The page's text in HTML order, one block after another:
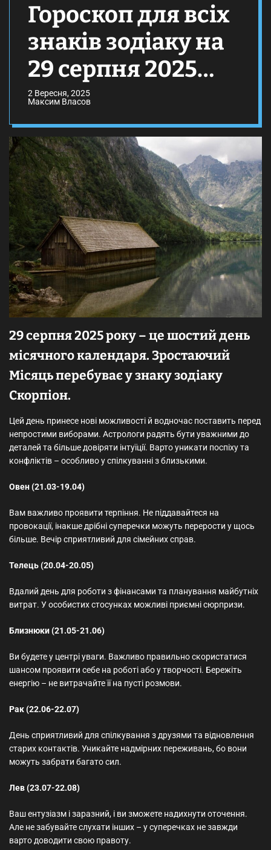
Гороскоп для всіх
знаків зодіаку на
29 серпня 2025
року
2 Вересня, 2025
Максим Власов
29 серпня 2025 року – це шостий день
місячного календаря. Зростаючий
Місяць перебуває у знаку зодіаку
Скорпіон.
Цей день принесе нові можливості й водночас поставить перед
непростими виборами. Астрологи радять бути уважними до
деталей та більше довіряти інтуїції. Варто уникати поспіху та
конфліктів – особливо у спілкуванні з близькими.
Овен (21.03-19.04)
Вам важливо проявити терпіння. Не піддавайтеся на
провокації, інакше дрібні суперечки можуть перерости у щось
більше. Вечір сприятливий для сімейних справ.
Телець (20.04-20.05)
Вдалий день для роботи з фінансами та планування майбутніх
витрат. У особистих стосунках можливі приємні сюрпризи.
Близнюки (21.05-21.06)
Ви будете у центрі уваги. Важливо правильно скористатися
шансом проявити себе на роботі або у творчості. Бережіть
енергію – не витрачайте її на пусті розмови.
Рак (22.06-22.07)
День сприятливий для спілкування з друзями та відновлення
старих контактів. Уникайте надмірних переживань, бо вони
можуть забрати багато сил.
Лев (23.07-22.08)
Ваш ентузіазм і заразний, і ви зможете надихнути оточення.
Але не забувайте слухати інших – у суперечках не завжди
варто доводити свою правоту.